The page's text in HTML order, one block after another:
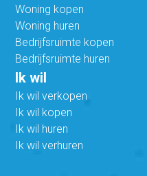
Woning kopen
Woning huren
Bedrijfsruimte kopen
Bedrijfsruimte huren
Ik wil
Ik wil verkopen
Ik wil kopen
Ik wil huren
Ik wil verhuren